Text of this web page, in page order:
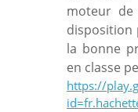
moteur de
disposition
la bonne
en classe
https://